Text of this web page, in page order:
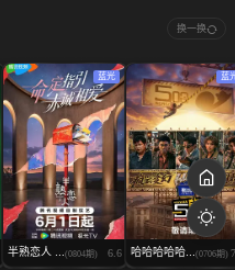
换一换
蓝光
半熟恋人 ... (0804期) 6.6
蓝
哈哈哈哈哈... (0706期)